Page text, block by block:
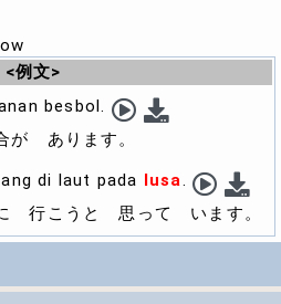
<例文>
besbol.
あります。
di laut pada lusa.
行こうと 思って います。